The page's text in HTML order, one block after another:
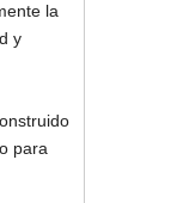
la
y
para